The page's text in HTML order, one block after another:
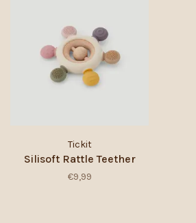
Tickit
Silisoft Rattle Teether
€9,99